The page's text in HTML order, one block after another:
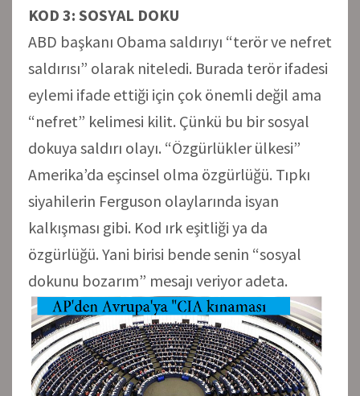
KOD 3: SOSYAL DOKU
ABD başkanı Obama saldırıyı “terör ve nefret
saldırısı” olarak niteledi. Burada terör ifadesi
eylemi ifade ettiği için çok önemli değil ama
“nefret” kelimesi kilit. Çünkü bu bir sosyal
dokuya saldırı olayı. “Özgürlükler ülkesi”
Amerika’da eşcinsel olma özgürlüğü. Tıpkı
siyahilerin Ferguson olaylarında isyan
kalkışması gibi. Kod ırk eşitliği ya da
özgürlüğü. Yani birisi bende senin “sosyal
dokunu bozarım” mesajı veriyor adeta.